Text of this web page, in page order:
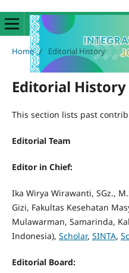
Home / Editorial History
Editorial History
This section lists past
Editorial Team
Editor in Chief:
Ika Wirya Wirawanti, SGz.,
Gizi, Fakultas Kesehatan
Mulawarman, Samarinda,
Indonesia), Scholar, SINTA,
Editorial Board: